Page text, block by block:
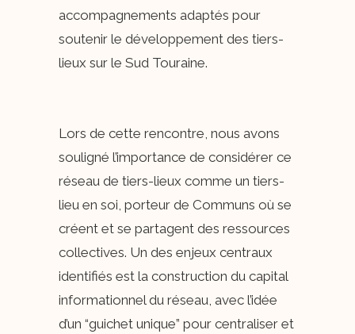
accompagnements adaptés pour
soutenir le développement des tiers-
lieux sur le Sud Touraine.
Lors de cette rencontre, nous avons
souligné l’importance de considérer ce
réseau de tiers-lieux comme un tiers-
lieu en soi, porteur de Communs où se
créent et se partagent des ressources
collectives. Un des enjeux centraux
identifiés est la construction du capital
informationnel du réseau, avec l’idée
d’un “guichet unique” pour centraliser et